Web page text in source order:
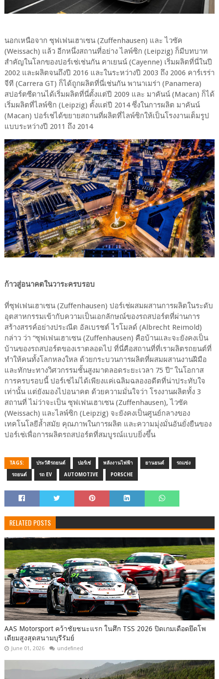
นอกเหนือจาก ซุฟเฟนเฮาเซน (Zuffenhausen) และ ไวซัค
(Weissach) แล้ว อีกหนึ่งสถานที่อย่าง ไลพ์ซิก (Leipzig) ก็มีบทบาท
สำคัญในโลกของปอร์เช่เช่นกัน คาเยนน์ (Cayenne) เริ่มผลิตที่นี่ในปี
2002 และผลิตจนถึงปี 2016 และในระหว่างปี 2003 ถึง 2006 คาร์เรร่า
จีที (Carrera GT) ก็ได้ถูกผลิตที่นี่เช่นกัน พานาเมร่า (Panamera)
สปอร์ตซีดานได้เริ่มผลิตที่นี่ตั้งแต่ปี 2009 และ มาคันน์ (Macan) ก็ได้
เริ่มผลิตที่ไลพ์ซิก (Leipzig) ตั้งแต่ปี 2014 ซึ่งในการผลิต มาคันน์
(Macan) ปอร์เช่ได้ขยายสถานที่ผลิตที่ไลพ์ซิกให้เป็นโรงงานเต็มรูป
แบบระหว่างปี 2011 ถึง 2014
ก้าวสู่อนาคตในวาระครบรอบ
ที่ซุฟเฟนเฮาเซน (Zuffenhausen) ปอร์เช่ผสมผสานการผลิตในระดับ
อุตสาหกรรมเข้ากับความเป็นเอกลักษณ์ของรถสปอร์ตที่ผ่านการ
สร้างสรรค์อย่างประณีต อัลเบรชต์ ไรโมลด์ (Albrecht Reimold)
กล่าว ว่า “ซุฟเฟนเฮาเซน (Zuffenhausen) คือบ้านและจะยังคงเป็น
บ้านของรถสปอร์ตของเราตลอดไป ที่นี่คือสถานที่ที่เราผลิตรถยนต์ที่
ทำให้คนทั้งโลกหลงใหล ด้วยกระบวนการผลิตที่ผสมผสานงานฝีมือ
และทักษะทางวิศวกรรมชั้นสูงมาตลอดระยะเวลา 75 ปี” ในโอกาส
การครบรอบนี้ ปอร์เช่ไม่ได้เพียงแค่เฉลิมฉลองอดีตที่น่าประทับใจ
เท่านั้น แต่ยังมองไปอนาคต ด้วยความมั่นใจว่า โรงงานผลิตทั้ง 3
สถานที่ ไม่ว่าจะเป็น ซุฟเฟนเฮาเซน (Zuffenhausen), ไวซัค
(Weissach) และไลพ์ซิก (Leipzig) จะยังคงเป็นศูนย์กลางของ
เทคโนโลยีล้ำสมัย คุณภาพในการผลิต และความมุ่งมั่นอันยั่งยืนของ
ปอร์เช่เพื่อการผลิตรถสปอร์ตที่สมบูรณ์แบบยิ่งขึ้น
TAGS: ประวัติรถยนต์ ปอร์เช่ พลังงานไฟฟ้า ยานยนต์ รถแข่ง
รถยนต์ รถ EV AUTOMOTIVE PORSCHE
RELATED POSTS
AAS Motorsport คว้าชัยชนะแรก ในศึก TSS 2026 ปิดเกมเดือดยึดโพ
เดียมสูงสุดสนามบุรีรัมย์
June 01, 2026 undefined